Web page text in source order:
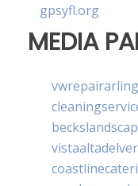
gpsyfl.org
MEDIA